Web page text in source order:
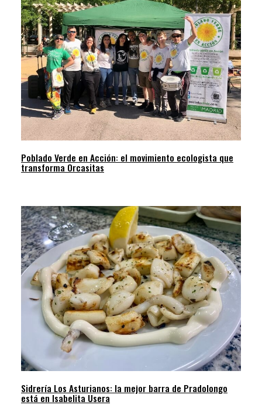
Poblado Verde en Acción: el movimiento ecologista que
transforma Orcasitas
Sidrería Los Asturianos: la mejor barra de Pradolongo
está en Isabelita Usera